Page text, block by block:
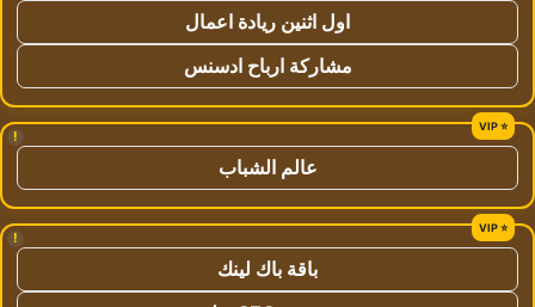
اول اثنين ريادة اعمال
مشاركة ارباح ادسنس
!
عالم الشباب
!
باقة باك لينك